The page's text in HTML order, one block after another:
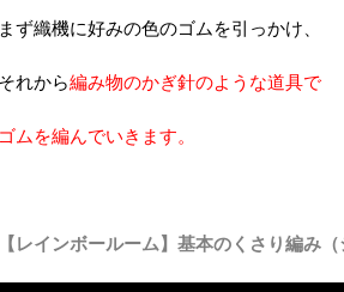
まず織機に好みの色のゴムを引っかけ、
それから編み物のかぎ針のような道具で
ゴムを編んでいきます。
【レインボールーム】基本のくさり編み